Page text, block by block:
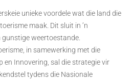
unieke voordele wat die land die
maak. Dit sluit in ’n
gunstige weertoestande.
in samewerking met die
en Innovering, sal die strategie vir
tydens die Nasionale